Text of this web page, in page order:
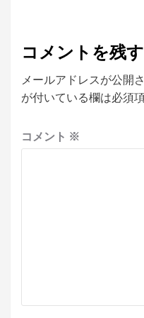
コメントを残す
メールアドレスが公開
が付いている欄は必須
コメント ※